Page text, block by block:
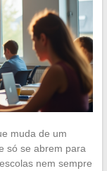
muda de um
só se abrem para
nem sempre